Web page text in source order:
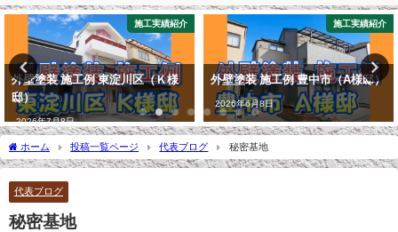
施工実績紹介
外壁塗装 施工例 東淀川区（Ｋ様
邸）
2026年7月8日
施工実績紹介
外壁塗装 施工例 豊中市（A様邸）
2026年6月8日
ホーム 投稿一覧ページ 代表ブログ 秘密基地
代表ブログ
秘密基地